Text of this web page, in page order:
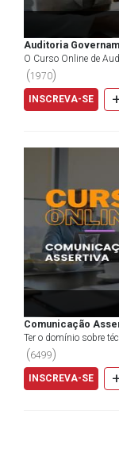
Auditoria
O Curso Online de
imperdível para
(1970)
INSCREVA-SE
Comunicação
Ter o domínio sobre
essencial para fechar
(6499)
INSCREVA-SE